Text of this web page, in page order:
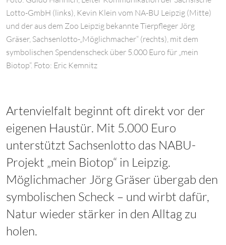
Lotto-GmbH (links), Kevin Klein vom NA-BU Leipzig (Mitte)
und der aus dem Zoo Leipzig bekannte Tierpfleger Jörg
Gräser, Sachsenlotto-„Möglichmacher“ (rechts), mit dem
symbolischen Spendenscheck über 5.000 Euro für „mein
Biotop“. Foto: Eric Kemnitz
Artenvielfalt beginnt oft direkt vor der
eigenen Haustür. Mit 5.000 Euro
unterstützt Sachsenlotto das NABU-
Projekt „mein Biotop“ in Leipzig.
Möglichmacher Jörg Gräser übergab den
symbolischen Scheck – und wirbt dafür,
Natur wieder stärker in den Alltag zu
holen.